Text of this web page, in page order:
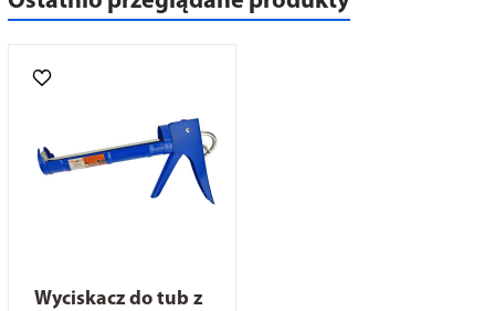
Wyciskacz do tub z